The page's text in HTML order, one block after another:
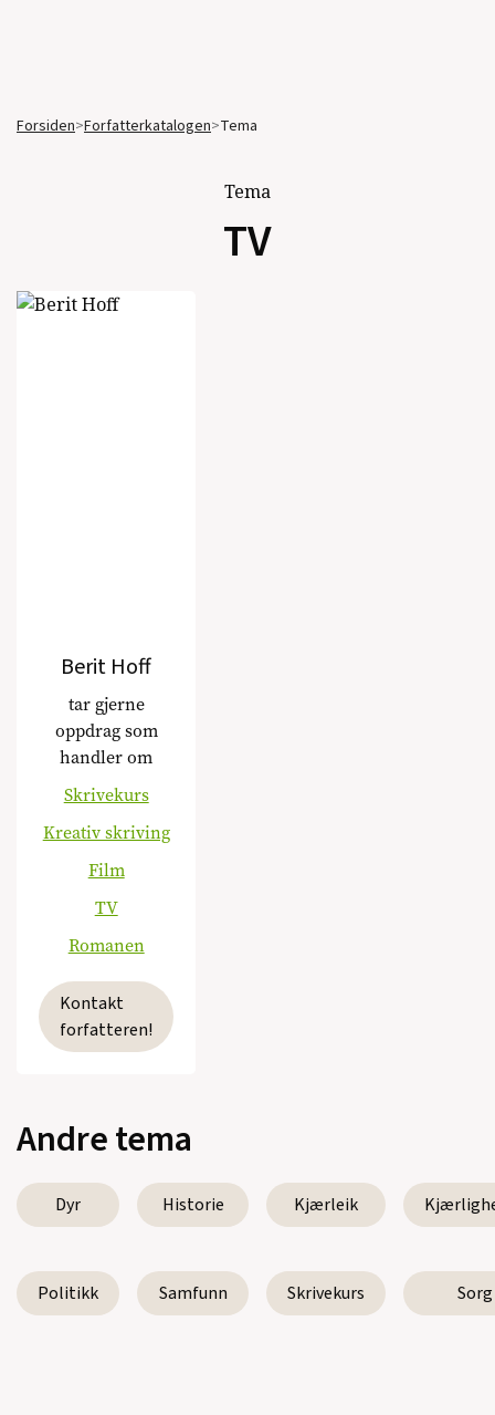
Forsiden>Forfatterkatalogen>Tema
Tema
TV
Berit Hoff
tar gjerne
oppdrag som
handler om
Skrivekurs
Kreativ skriving
Film
TV
Romanen
Kontakt
forfatteren!
Andre tema
Dyr Historie Kjærleik
Politikk Samfunn Skrivekurs Sorg